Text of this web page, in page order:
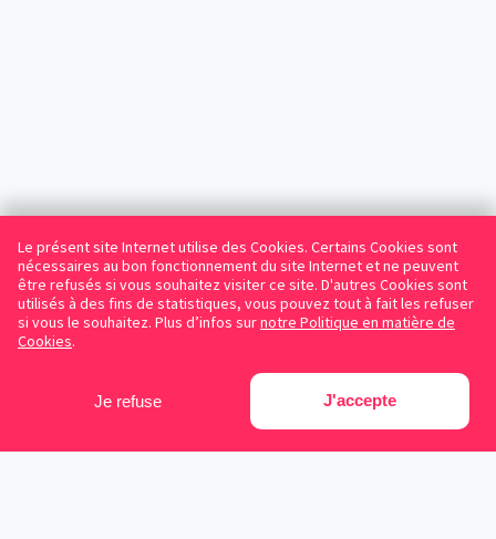
Le présent site Internet utilise des Cookies. Certains Cookies sont
nécessaires au bon fonctionnement du site Internet et ne peuvent
être refusés si vous souhaitez visiter ce site. D'autres Cookies sont
utilisés à des fins de statistiques, vous pouvez tout à fait les refuser
si vous le souhaitez. Plus d’infos surnotre Politique en matière de
Cookies.
Je refuse J'accepte